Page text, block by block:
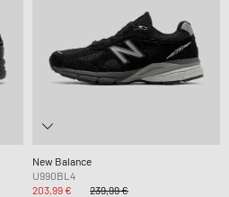
New Balance
U990BL4
203,99 €
239,99 €